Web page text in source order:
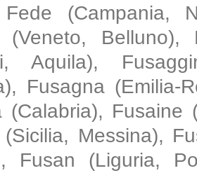
(Campania,
(Veneto, Belluno),
Aquila),
Fusagna (Emilia-
(Calabria), Fusaine
(Sicilia, Messina),
Fusan (Liguria,